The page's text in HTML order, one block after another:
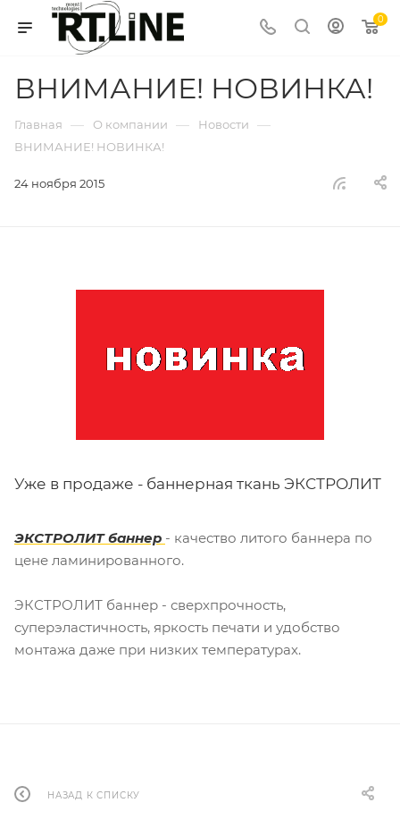
0
ВНИМАНИЕ! НОВИНКА!
Главная — О компании — Новости —
ВНИМАНИЕ! НОВИНКА!
24 ноября 2015
Уже в продаже - баннерная ткань ЭКСТРОЛИТ
ЭКСТРОЛИТ баннер - качество литого баннера по
цене ламинированного.
ЭКСТРОЛИТ баннер - сверхпрочность,
суперэластичность, яркость печати и удобство
монтажа даже при низких температурах.
НАЗАД К СПИСКУ